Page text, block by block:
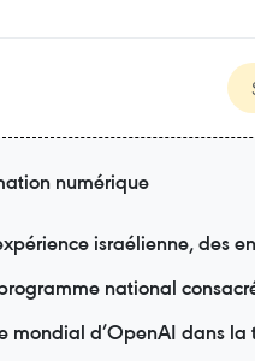
numérique
israélienne, des
national
mondial d’OpenAI dans